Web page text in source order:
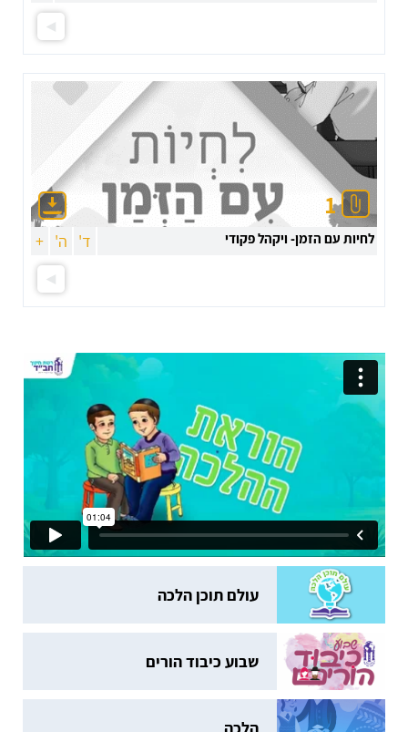
1
לחיות עם הזמן- ויקהל פקודי ד' ה' +
עולם תוכן הלכה
שבוע כיבוד הורים